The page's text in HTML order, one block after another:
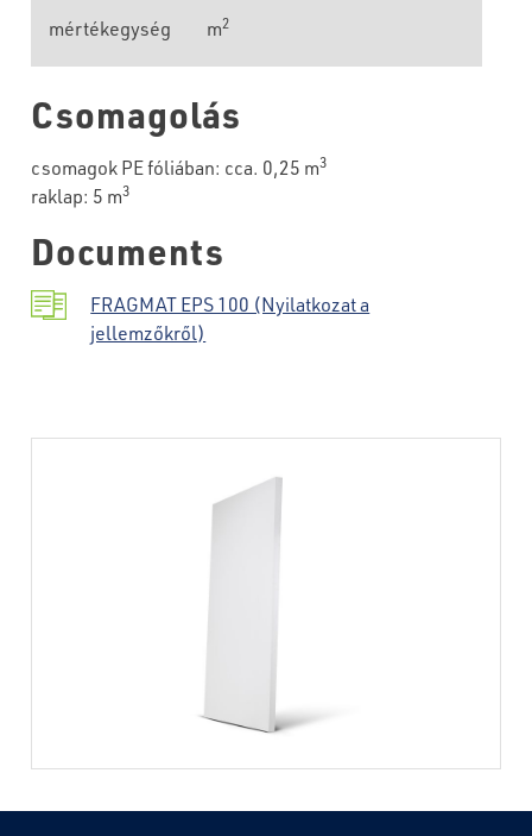
mértékegység m2
Csomagolás
csomagok PE fóliában: cca. 0,25 m3
raklap: 5 m3
Documents
FRAGMAT EPS 100 (Nyilatkozat a
jellemzőkről)